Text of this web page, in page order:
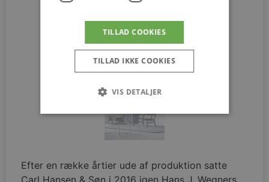
Efter en række årtier ude af produktion satte
TILLAD COOKIES
TILLAD IKKE COOKIES
VIS DETALJER
Strengt nødvendige cookies tillader